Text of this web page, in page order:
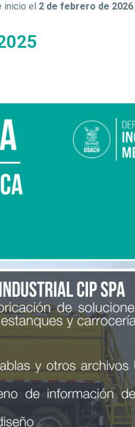
inicio el 2 de febrero de 2026.